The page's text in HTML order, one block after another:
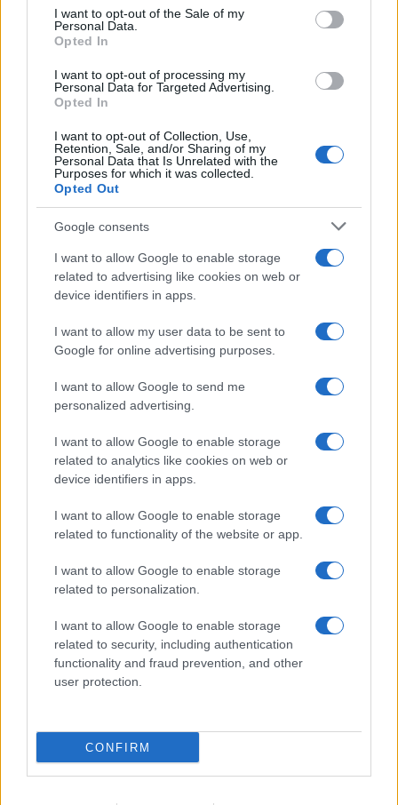
I want to opt-out of the Sale of my
Personal Data.
Opted In
I want to opt-out of processing my
Personal Data for Targeted Advertising.
Opted In
I want to opt-out of Collection, Use,
Retention, Sale, and/or Sharing of my
Personal Data that Is Unrelated with the
Purposes for which it was collected.
Opted Out
Google consents
I want to allow Google to enable storage
related to advertising like cookies on web or
device identifiers in apps.
I want to allow my user data to be sent to
Google for online advertising purposes.
I want to allow Google to send me
personalized advertising.
I want to allow Google to enable storage
related to analytics like cookies on web or
device identifiers in apps.
I want to allow Google to enable storage
related to functionality of the website or app.
I want to allow Google to enable storage
related to personalization.
I want to allow Google to enable storage
related to security, including authentication
functionality and fraud prevention, and other
user protection.
CONFIRM
rimastiche stanno tenendo in ostaggio i sogni di
milioni di persone. La più grande e distruttiva di
qui oggi non solo per condannare il caos passato
dei leader iraniani, ma per offrire loro unnuovo e
molto migliore percorso
migliore e più promettente…”.
“Non ho mai creduto di avere nemici permanenti,
aggiunto, e infatti molti dei nemici dell’America
del passato sono oggi “nostri amici e alleati”.
“Voglio un accordo con l’Iran ma se la leadership
iraniana respinge questo ramoscello d’ulivo e
continua ad attaccare i suoi vicini, non avremo
altra scelta che infliggere lamassima pressione
portando a zero l’export del petrolio iraniano”.
L’Iran “non avrà mai un’arma nucleare
scandito il presidente Trump riscuotendo un
lungo applauso. “L’Iran può avere un futuro molto
minacciare l’America e i nostri alleati con il
terrorismo o un attacco nucleare”, ha avvertito.
“Ora spetta a Teheran decidere, ma la nostra
giusto per loro di decidere”.
Pace attraverso la forza